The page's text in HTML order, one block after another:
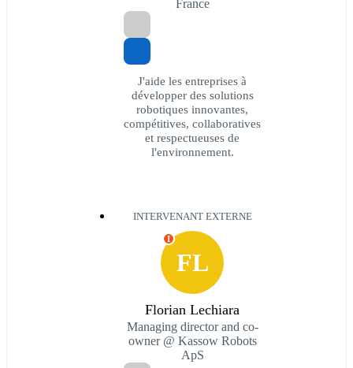
France
J'aide les entreprises à
développer des solutions
robotiques innovantes,
compétitives, collaboratives
et respectueuses de
l'environnement.
INTERVENANT EXTERNE
FL
I
Florian Lechiara
Managing director and co-
owner @ Kassow Robots
ApS